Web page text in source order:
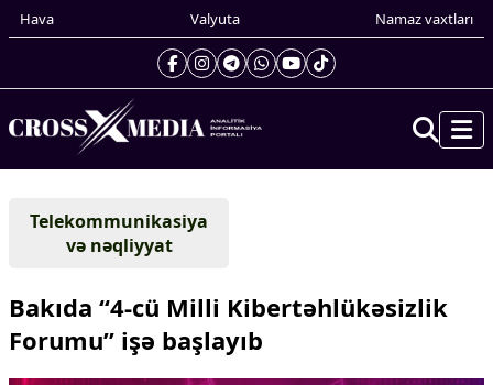
Hava Valyuta Namaz vaxtları
Gündəm
Dünya
Xarici xəbərlər
Cənubi Qafqaz
Türk Dünyası
Telekommunikasiya
və nəqliyyat
Bakıda “4-cü Milli Kibertəhlükəsizlik
Forumu” işə başlayıb